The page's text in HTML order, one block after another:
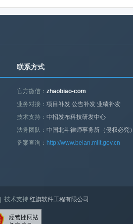
联系方式
官方微信：zhaobiao-com
业务对接：项目补发 公告补发 业绩补发
技术支持：中招发布科技研发中心
法务团队：中国北斗律师事务所（侵权必究）
备案查询： http://www.beian.miit.gov.cn
| 技术支持 红旗软件工程有限公司